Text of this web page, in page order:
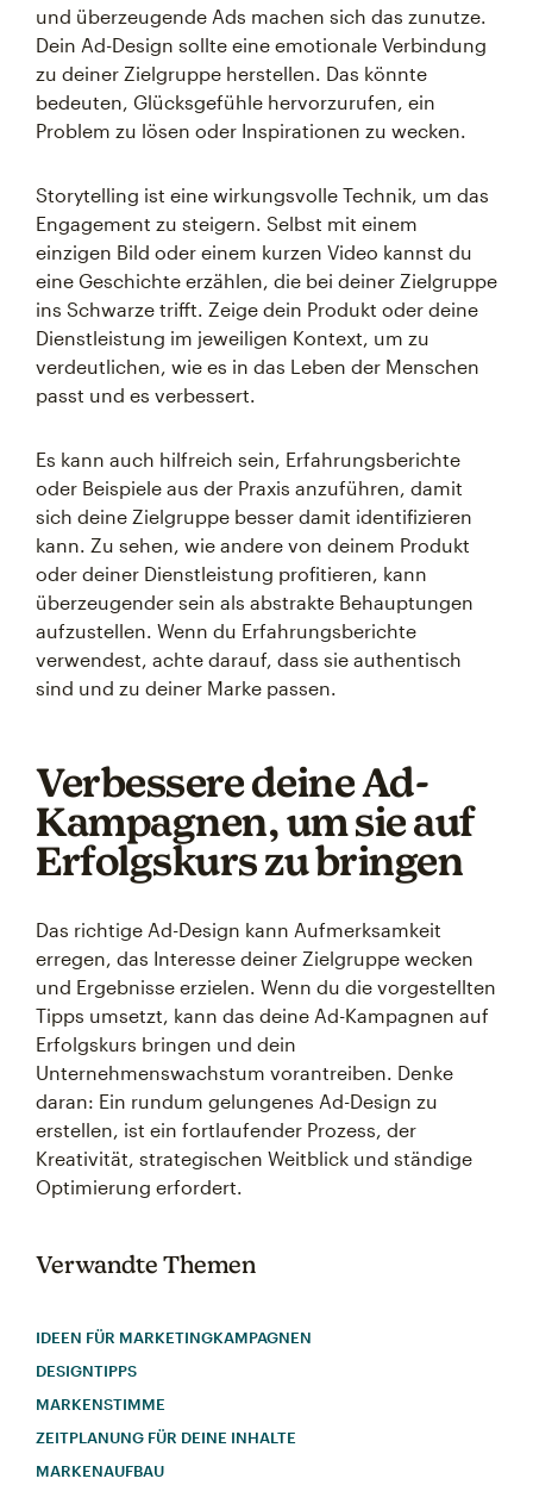
und überzeugende Ads machen sich das zunutze.
Dein Ad-Design sollte eine emotionale Verbindung
zu deiner Zielgruppe herstellen. Das könnte
bedeuten, Glücksgefühle hervorzurufen, ein
Problem zu lösen oder Inspirationen zu wecken.
Storytelling ist eine wirkungsvolle Technik, um das
Engagement zu steigern. Selbst mit einem
einzigen Bild oder einem kurzen Video kannst du
eine Geschichte erzählen, die bei deiner Zielgruppe
ins Schwarze trifft. Zeige dein Produkt oder deine
Dienstleistung im jeweiligen Kontext, um zu
verdeutlichen, wie es in das Leben der Menschen
passt und es verbessert.
Es kann auch hilfreich sein, Erfahrungsberichte
oder Beispiele aus der Praxis anzuführen, damit
sich deine Zielgruppe besser damit identifizieren
kann. Zu sehen, wie andere von deinem Produkt
oder deiner Dienstleistung profitieren, kann
überzeugender sein als abstrakte Behauptungen
aufzustellen. Wenn du Erfahrungsberichte
verwendest, achte darauf, dass sie authentisch
sind und zu deiner Marke passen.
Verbessere deine Ad-
Kampagnen, um sie auf
Erfolgskurs zu bringen
Das richtige Ad-Design kann Aufmerksamkeit
erregen, das Interesse deiner Zielgruppe wecken
und Ergebnisse erzielen. Wenn du die vorgestellten
Tipps umsetzt, kann das deine Ad-Kampagnen auf
Erfolgskurs bringen und dein
Unternehmenswachstum vorantreiben. Denke
daran: Ein rundum gelungenes Ad-Design zu
erstellen, ist ein fortlaufender Prozess, der
Kreativität, strategischen Weitblick und ständige
Optimierung erfordert.
Verwandte Themen
IDEEN FÜR MARKETINGKAMPAGNEN
DESIGNTIPPS
MARKENSTIMME
ZEITPLANUNG FÜR DEINE INHALTE
MARKENAUFBAU